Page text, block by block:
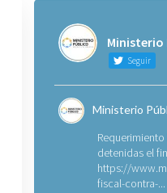
Ministerio
Seguir
Ministerio
Requerimiento
detenidas el
https://
fiscal-contra-...